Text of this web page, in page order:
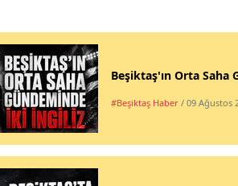
Beşiktaş'ın Orta
#Beşiktaş Haber / 09 Ağustos